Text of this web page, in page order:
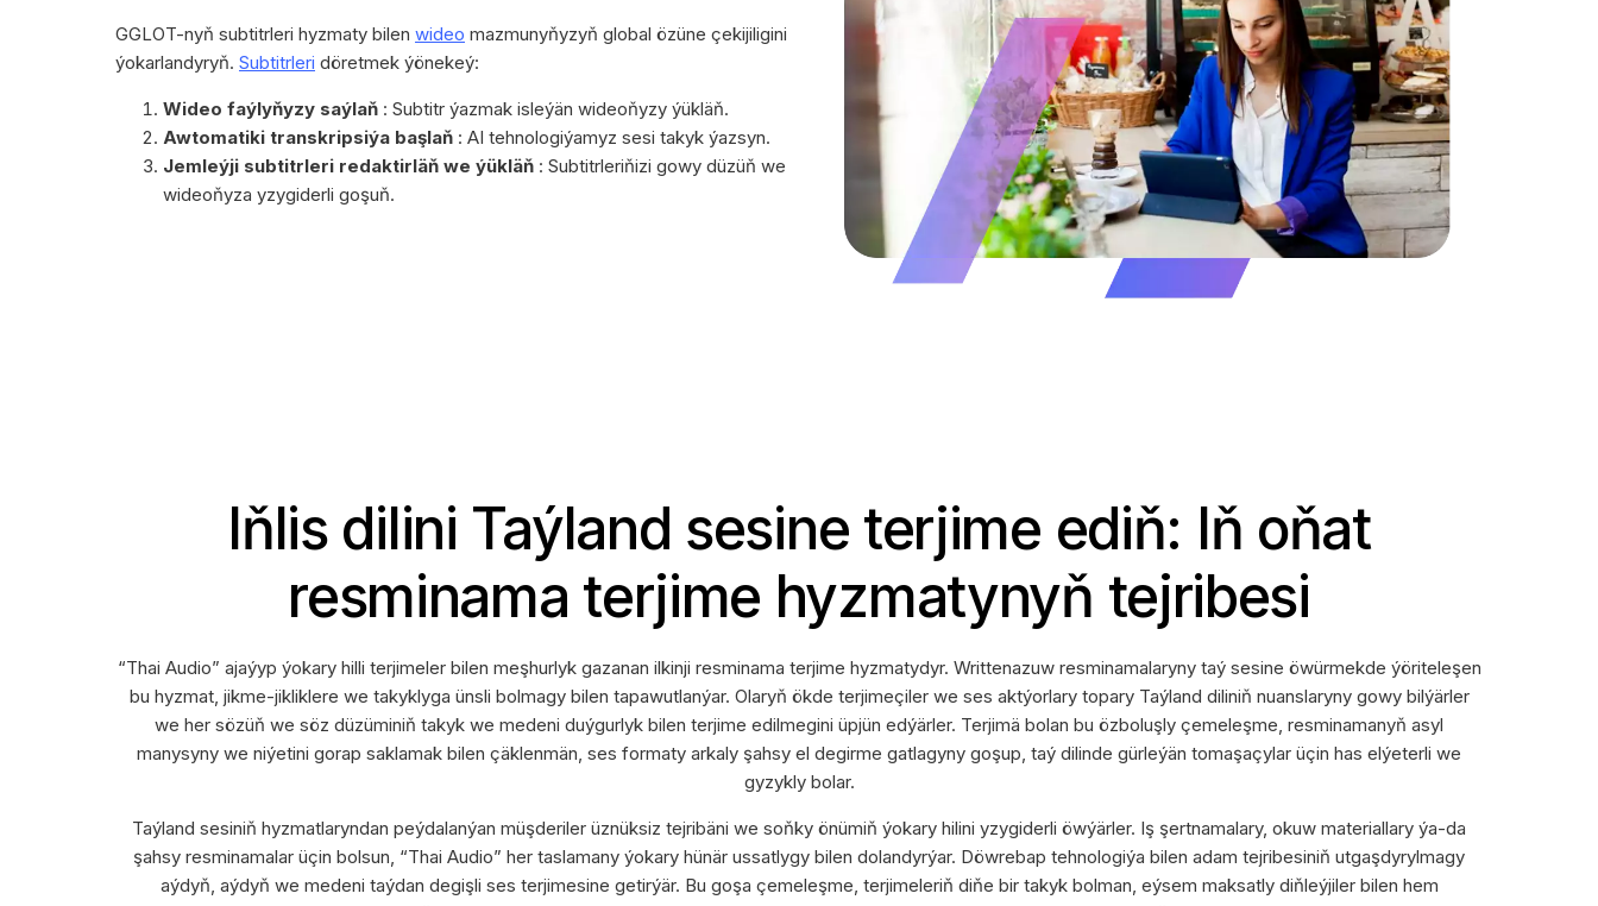
GGLOT-nyň subtitrleri hyzmaty bilen wideo mazmunyňyzyň global özüne çekijiligini
ýokarlandyryň. Subtitrleri döretmek ýönekeý:
Wideo faýlyňyzy saýlaň : Subtitr ýazmak isleýän wideoňyzy ýükläň.
Awtomatiki transkripsiýa başlaň : AI tehnologiýamyz sesi takyk ýazsyn.
Jemleýji subtitrleri redaktirläň we ýükläň : Subtitrleriňizi gowy düzüň we
wideoňyza yzygiderli goşuň.
Iňlis dilini Taýland sesine terjime ediň: Iň oňat
resminama terjime hyzmatynyň tejribesi
“Thai Audio” ajaýyp ýokary hilli terjimeler bilen meşhurlyk gazanan ilkinji resminama terjime hyzmatydyr. Writtenazuw resminamalaryny taý sesine öwürmekde ýöriteleşen
bu hyzmat, jikme-jikliklere we takyklyga ünsli bolmagy bilen tapawutlanýar. Olaryň ökde terjimeçiler we ses aktýorlary topary Taýland diliniň nuanslaryny gowy bilýärler
we her sözüň we söz düzüminiň takyk we medeni duýgurlyk bilen terjime edilmegini üpjün edýärler. Terjimä bolan bu özboluşly çemeleşme, resminamanyň asyl
manysyny we niýetini gorap saklamak bilen çäklenmän, ses formaty arkaly şahsy el degirme gatlagyny goşup, taý dilinde gürleýän tomaşaçylar üçin has elýeterli we
gyzykly bolar.
Taýland sesiniň hyzmatlaryndan peýdalanýan müşderiler üznüksiz tejribäni we soňky önümiň ýokary hilini yzygiderli öwýärler. Iş şertnamalary, okuw materiallary ýa-da
şahsy resminamalar üçin bolsun, “Thai Audio” her taslamany ýokary hünär ussatlygy bilen dolandyrýar. Döwrebap tehnologiýa bilen adam tejribesiniň utgaşdyrylmagy
aýdyň, aýdyň we medeni taýdan degişli ses terjimesine getirýär. Bu goşa çemeleşme, terjimeleriň diňe bir takyk bolman, eýsem maksatly diňleýjiler bilen hem